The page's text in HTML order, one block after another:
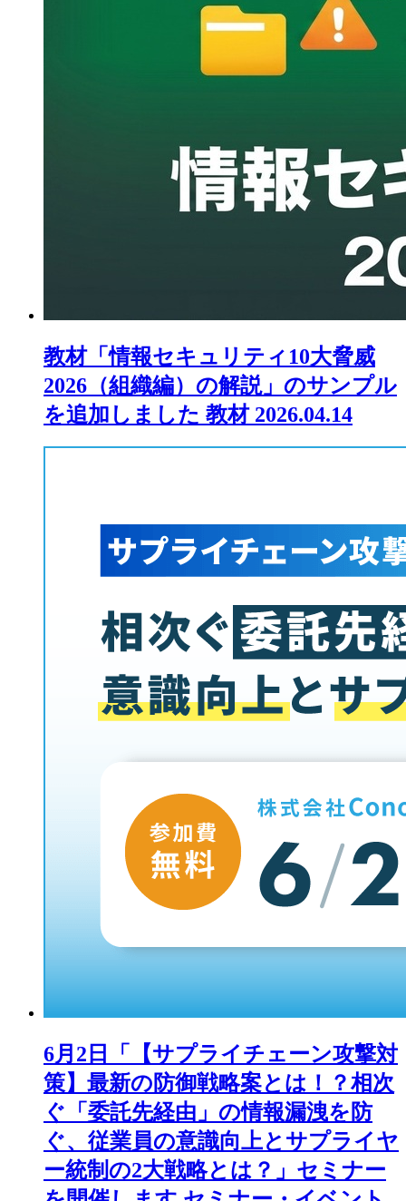
教材「情報セキュリティ10大脅威
2026（組織編）の解説」のサンプル
を追加しました 教材 2026.04.14
6月2日「【サプライチェーン攻撃対
策】最新の防御戦略案とは！？相次
ぐ「委託先経由」の情報漏洩を防
ぐ、従業員の意識向上とサプライヤ
ー統制の2大戦略とは？」セミナー